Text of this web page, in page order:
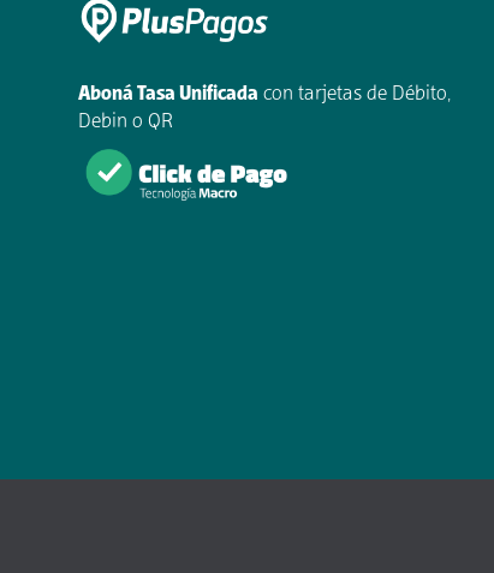
Aboná Tasa Unificada con tarjetas de Débito,
Debin o QR